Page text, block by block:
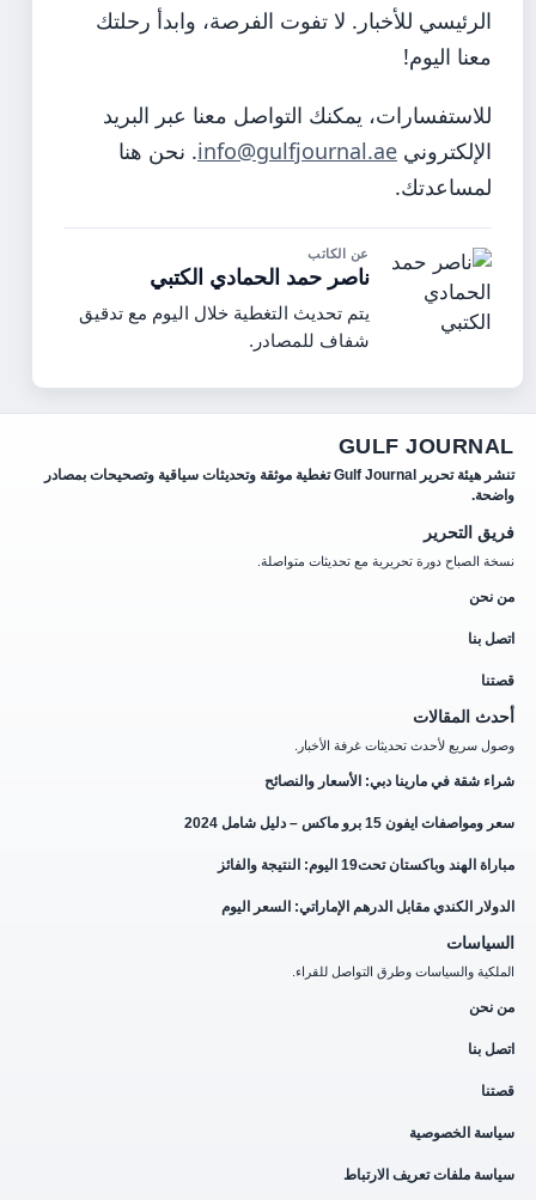
الرئيسي للأخبار. لا تفوت الفرصة، وابدأ رحلتك
معنا اليوم!
للاستفسارات، يمكنك التواصل معنا عبر البريد
الإلكتروني info@gulfjournal.ae. نحن هنا
لمساعدتك.
عن الكاتب
ناصر حمد الحمادي الكتبي
يتم تحديث التغطية خلال اليوم مع تدقيق
شفاف للمصادر.
GULF JOURNAL
تنشر هيئة تحرير Gulf Journal تغطية موثقة وتحديثات سياقية وتصحيحات بمصادر
واضحة.
فريق التحرير
نسخة الصباح دورة تحريرية مع تحديثات متواصلة.
من نحن
اتصل بنا
قصتنا
أحدث المقالات
وصول سريع لأحدث تحديثات غرفة الأخبار.
شراء شقة في مارينا دبي: الأسعار والنصائح
سعر ومواصفات ايفون 15 برو ماكس – دليل شامل 2024
مباراة الهند وباكستان تحت19 اليوم: النتيجة والفائز
الدولار الكندي مقابل الدرهم الإماراتي: السعر اليوم
السياسات
الملكية والسياسات وطرق التواصل للقراء.
من نحن
اتصل بنا
قصتنا
سياسة الخصوصية
سياسة ملفات تعريف الارتباط